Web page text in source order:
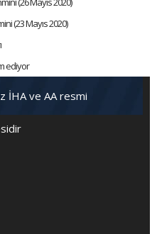
(23 Mayıs 2020)
ediyor
İHA ve AA resmi